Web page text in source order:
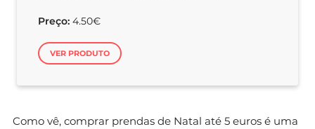
Preço: 4.50€
VER PRODUTO
Como vê, comprar prendas de Natal até 5 euros é uma